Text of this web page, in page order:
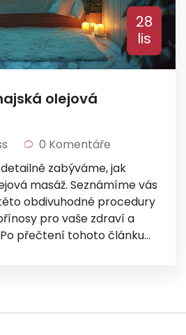
28
lis
olejová
0 Komentáře
zabýváme, jak
masáž. Seznámíme vás
obdivuhodné procedury
pro vaše zdraví a
přečtení tohoto článku